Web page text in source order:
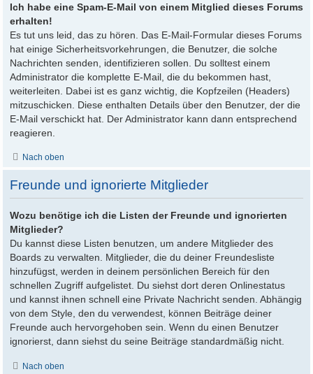
Ich habe eine Spam-E-Mail von einem Mitglied dieses Forums
erhalten!
Es tut uns leid, das zu hören. Das E-Mail-Formular dieses Forums
hat einige Sicherheitsvorkehrungen, die Benutzer, die solche
Nachrichten senden, identifizieren sollen. Du solltest einem
Administrator die komplette E-Mail, die du bekommen hast,
weiterleiten. Dabei ist es ganz wichtig, die Kopfzeilen (Headers)
mitzuschicken. Diese enthalten Details über den Benutzer, der die
E-Mail verschickt hat. Der Administrator kann dann entsprechend
reagieren.
Nach oben
Freunde und ignorierte Mitglieder
Wozu benötige ich die Listen der Freunde und ignorierten
Mitglieder?
Du kannst diese Listen benutzen, um andere Mitglieder des
Boards zu verwalten. Mitglieder, die du deiner Freundesliste
hinzufügst, werden in deinem persönlichen Bereich für den
schnellen Zugriff aufgelistet. Du siehst dort deren Onlinestatus
und kannst ihnen schnell eine Private Nachricht senden. Abhängig
von dem Style, den du verwendest, können Beiträge deiner
Freunde auch hervorgehoben sein. Wenn du einen Benutzer
ignorierst, dann siehst du seine Beiträge standardmäßig nicht.
Nach oben